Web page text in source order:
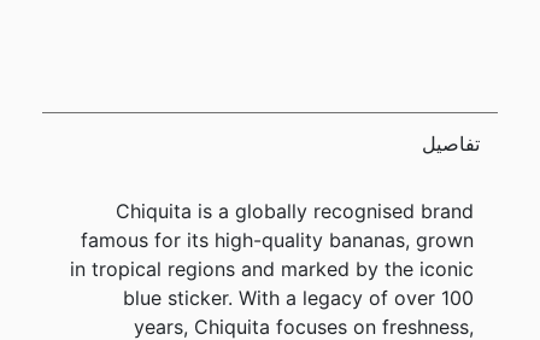
تفاصيل
Chiquita is a globally recognised brand
famous for its high-quality bananas, grown
in tropical regions and marked by the iconic
blue sticker. With a legacy of over 100
years, Chiquita focuses on freshness,